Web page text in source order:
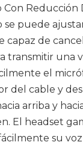
Reducción
se puede
capaz de
transmitir una
el
del cable y
arriba y
El headset
su voz